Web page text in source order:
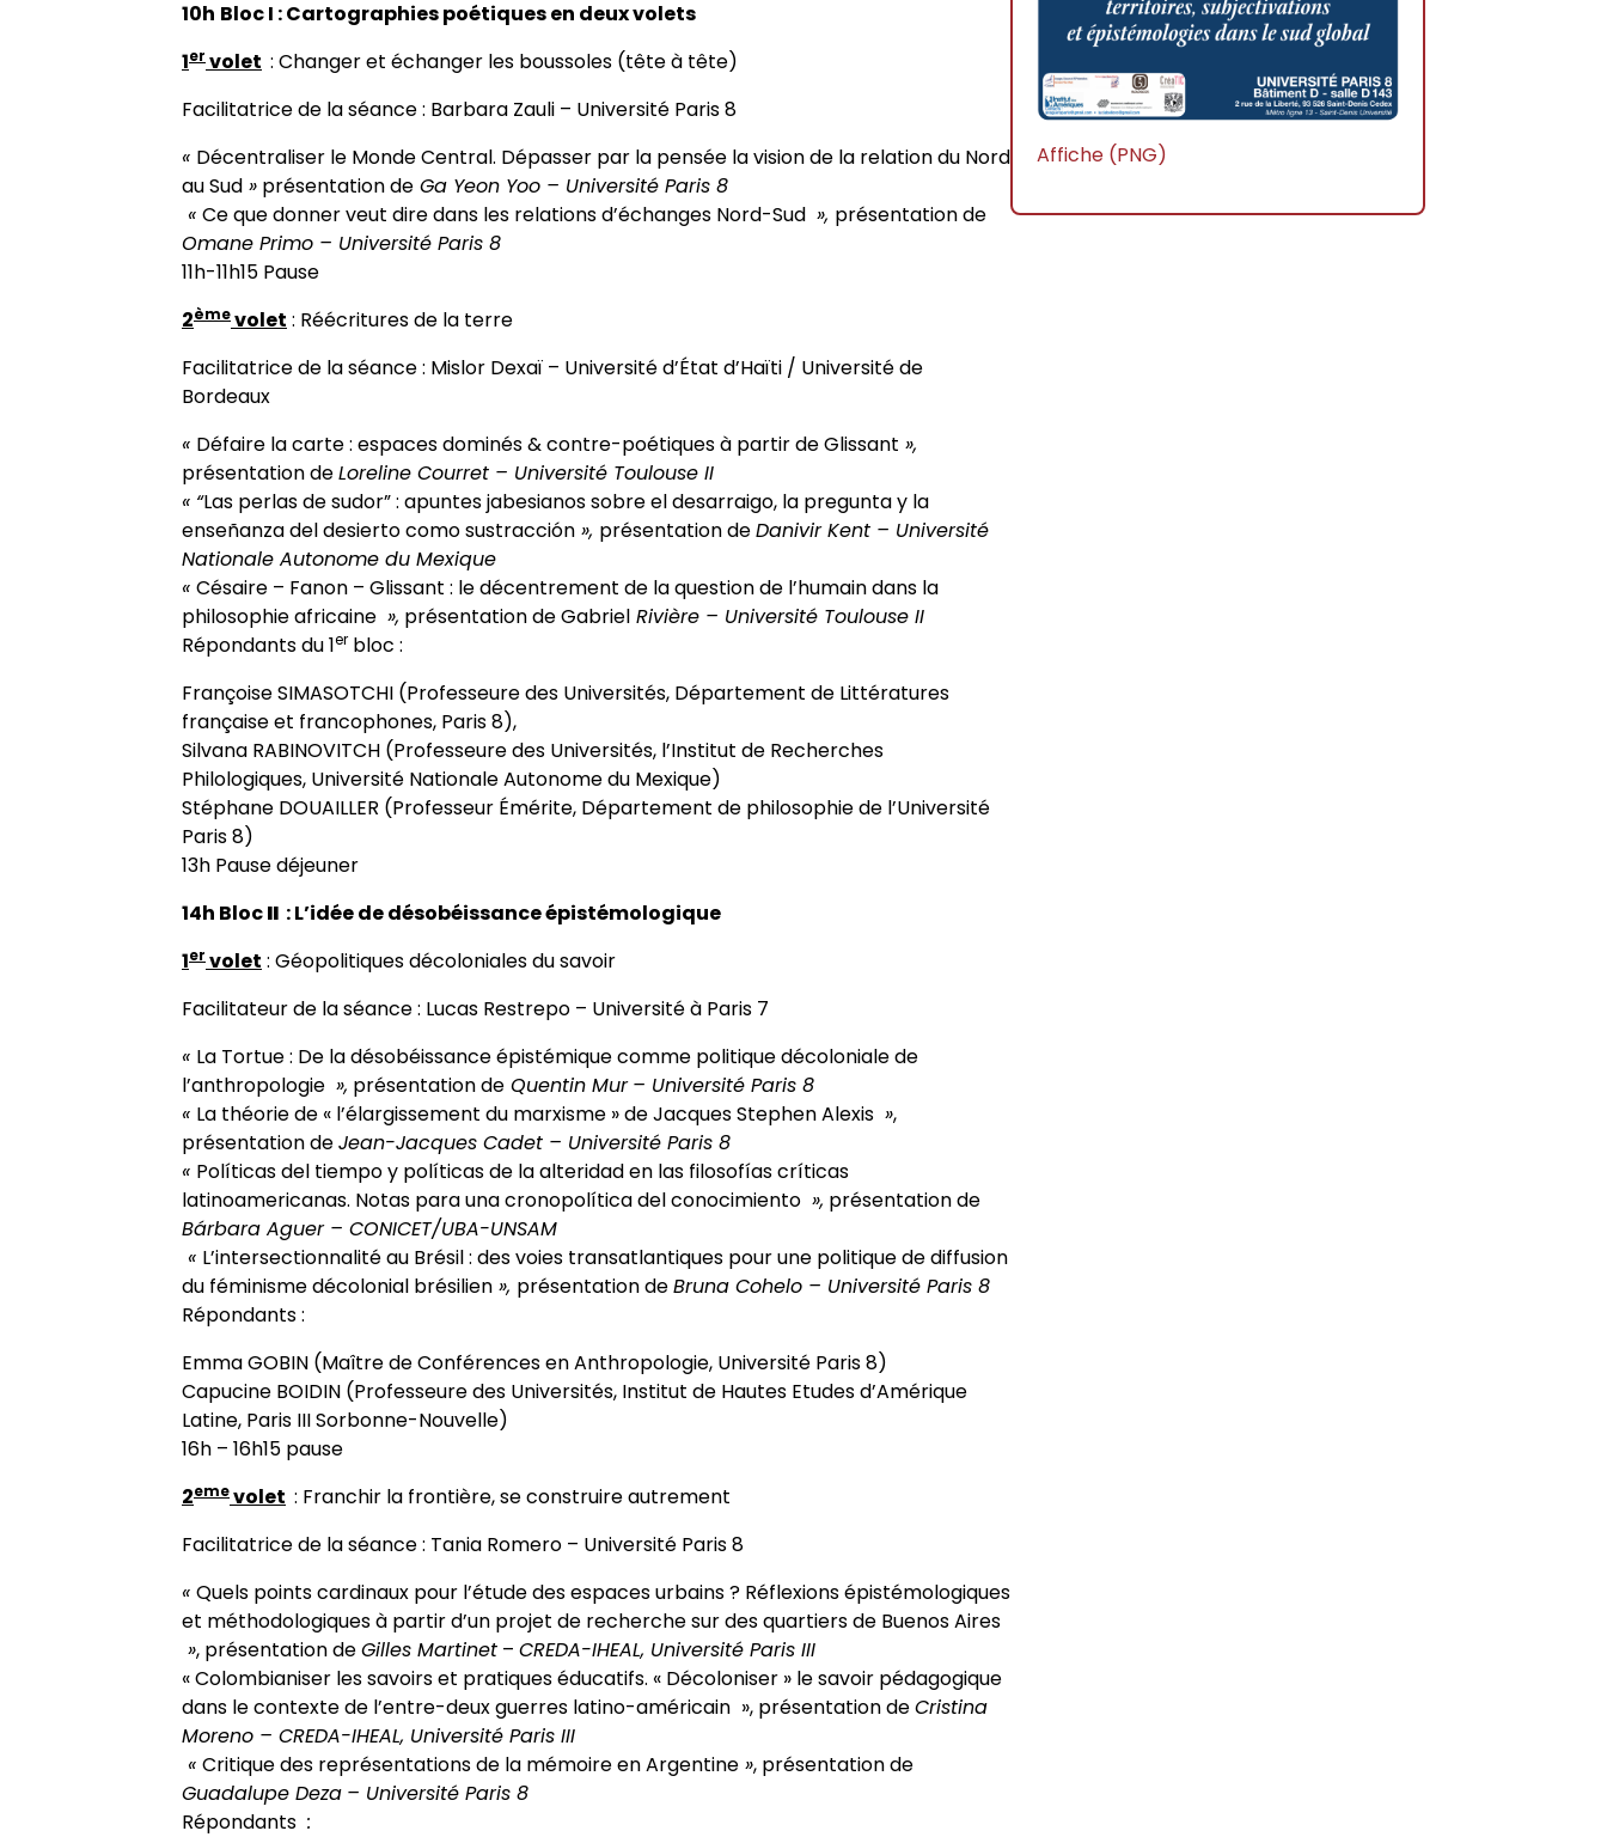
Appels à contributions
10h Bloc I :Cartographies poétiques en deux volets
1er volet : Changer et échanger les boussoles (tête à tête)
Facilitatrice de la séance : Barbara Zauli – Université Paris 8
« Décentraliser le Monde Central. Dépasser par la pensée la vision de la relation du Nord
au Sud » présentation de Ga Yeon Yoo – Université Paris 8
« Ce que donner veut dire dans les relations d’échanges Nord-Sud », présentation de
Omane Primo – Université Paris 8
11h-11h15 Pause
2èmevolet : Réécritures de la terre
Facilitatrice de la séance : Mislor Dexaï – Université d’État d’Haïti / Université de
Bordeaux
« Défaire la carte : espaces dominés & contre-poétiques à partir de Glissant »,
présentation deLoreline Courret – Université Toulouse II
« “Las perlas de sudor” : apuntes jabesianos sobre el desarraigo, la pregunta y la
enseñanza del desierto como sustracción », présentation deDanivir Kent – Université
Nationale Autonome du Mexique
« Césaire – Fanon – Glissant : le décentrement de la question de l’humain dans la
philosophie africaine », présentation de Gabriel Rivière – Université Toulouse II
Répondants du 1er bloc :
Françoise SIMASOTCHI (Professeure des Universités, Département de Littératures
française et francophones, Paris 8),
Silvana RABINOVITCH (Professeure des Universités, l’Institut de Recherches
Philologiques, Université Nationale Autonome du Mexique)
Stéphane DOUAILLER (Professeur Émérite, Département de philosophie de l’Université
Paris 8)
13h Pause déjeuner
14h BlocII : L’idée de désobéissance épistémologique
1er volet : Géopolitiques décoloniales du savoir
Facilitateur de la séance : Lucas Restrepo – Université à Paris 7
« La Tortue : De la désobéissance épistémique comme politique décoloniale de
l’anthropologie », présentation de Quentin Mur – Université Paris 8
« La théorie de « l’élargissement du marxisme » de Jacques Stephen Alexis »,
présentation deJean-Jacques Cadet – Université Paris 8
« Políticas del tiempo y políticas de la alteridad en las filosofías críticas
latinoamericanas. Notas para una cronopolítica del conocimiento », présentation de
Bárbara Aguer – CONICET/UBA-UNSAM
« L’intersectionnalité au Brésil : des voies transatlantiques pour une politique de diffusion
du féminisme décolonial brésilien », présentation deBruna Cohelo – Université Paris 8
Répondants :
Emma GOBIN (Maître de Conférences en Anthropologie, Université Paris 8)
Capucine BOIDIN (Professeure des Universités, Institut de Hautes Etudes d’Amérique
Latine, Paris III Sorbonne-Nouvelle)
16h – 16h15 pause
2emevolet : Franchir la frontière, se construire autrement
Facilitatrice de la séance : Tania Romero – Université Paris 8
« Quels points cardinaux pour l’étude des espaces urbains ? Réflexions épistémologiques
et méthodologiques à partir d’un projet de recherche sur des quartiers de Buenos Aires
», présentation deGilles Martinet – CREDA-IHEAL, Université Paris III
« Colombianiser les savoirs et pratiques éducatifs. « Décoloniser » le savoir pédagogique
dans le contexte de l’entre-deux guerres latino-américain », présentation deCristina
Moreno – CREDA-IHEAL, Université Paris III
« Critique des représentations de la mémoire en Argentine », présentation de
Guadalupe Deza – Université Paris 8
Répondants :
Affiche (PNG)